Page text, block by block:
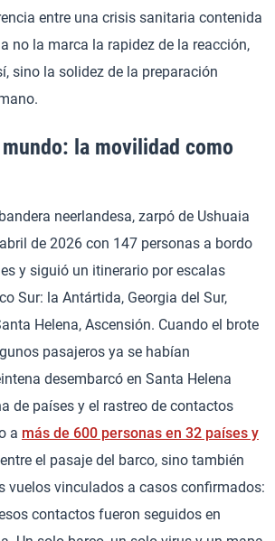
entre una crisis sanitaria contenida
no la marca la rapidez de la reacción,
sino la solidez de la preparación
la movilidad como
neerlandesa, zarpó de Ushuaia
de 2026 con 147 personas a bordo
y siguió un itinerario por escalas
Sur: la Antártida, Georgia del Sur,
Helena, Ascensión. Cuando el brote
pasajeros ya se habían
desembarcó en Santa Helena
de países y el rastreo de contactos
a más de 600 personas en 32 países y
el pasaje del barco, sino también
vuelos vinculados a casos confirmados:
contactos fueron seguidos en